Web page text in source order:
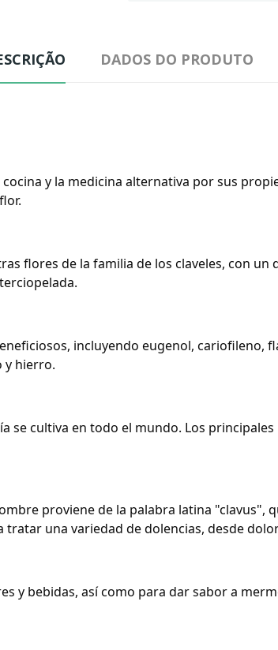
DADOS DO PRODUTO
y la medicina alternativa por sus
flores de la familia de los claveles, con
incluyendo eugenol, cariofileno,
y hierro.
cultiva en todo el mundo. Los
proviene de la palabra latina "clavus",
una variedad de dolencias, desde
y bebidas, así como para dar sabor a